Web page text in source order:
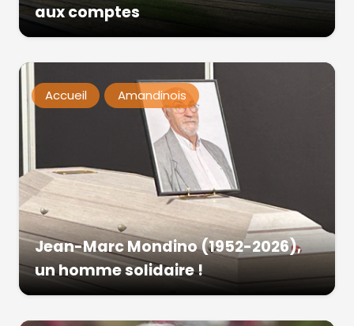
aux comptes
Accueil Amandinois
Jean-Marc Mondino (1952-2026),
un homme solidaire !